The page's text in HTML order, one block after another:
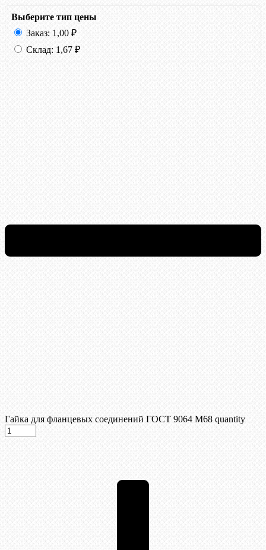
Выберите тип цены
Заказ: 1,00 ₽
Склад: 1,67 ₽
Гайка для фланцевых соединений ГОСТ 9064 М68 quantity